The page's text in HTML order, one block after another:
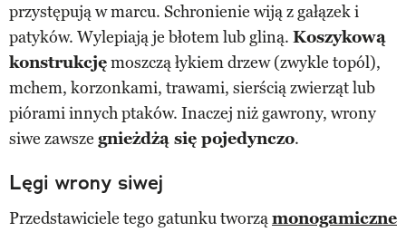
przystępują w marcu. Schronienie wiją z gałązek i
patyków. Wylepiają je błotem lub gliną. Koszykową
konstrukcjęmoszczą łykiem drzew (zwykle topól),
mchem, korzonkami, trawami, sierścią zwierząt lub
piórami innych ptaków. Inaczej niż gawrony, wrony
siwe zawsze gnieżdżą się pojedynczo.
Lęgi wrony siwej
Przedstawiciele tego gatunku tworząmonogamiczne